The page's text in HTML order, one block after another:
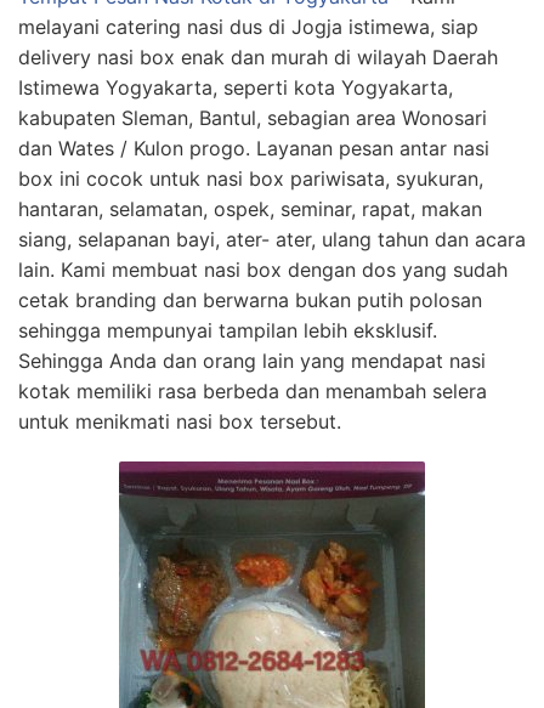
melayani catering nasi dus di Jogja istimewa, siap
delivery nasi box enak dan murah di wilayah Daerah
Istimewa Yogyakarta, seperti kota Yogyakarta,
kabupaten Sleman, Bantul, sebagian area Wonosari
dan Wates / Kulon progo. Layanan pesan antar nasi
box ini cocok untuk nasi box pariwisata, syukuran,
hantaran, selamatan, ospek, seminar, rapat, makan
siang, selapanan bayi, ater- ater, ulang tahun dan acara
lain. Kami membuat nasi box dengan dos yang sudah
cetak branding dan berwarna bukan putih polosan
sehingga mempunyai tampilan lebih eksklusif.
Sehingga Anda dan orang lain yang mendapat nasi
kotak memiliki rasa berbeda dan menambah selera
untuk menikmati nasi box tersebut.